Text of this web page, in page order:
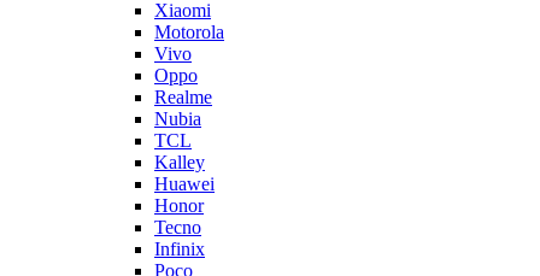
Xiaomi
Motorola
Vivo
Oppo
Realme
Nubia
TCL
Kalley
Huawei
Honor
Tecno
Infinix
Poco